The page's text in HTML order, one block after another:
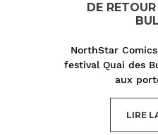
DE
NorthStar
festival Quai des
aux
LIRE